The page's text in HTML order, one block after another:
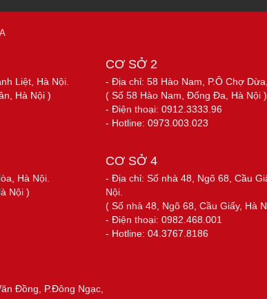
Liệt, Hà Nội.
Hà Nội )
CƠ SỞ 2
- Địa chỉ: 58 Hào Nam, P.Ô Chợ
( Số 58 Hào Nam, Đống Đa, Hà Nội )
- Điện thoại: 0912.3333.96
- Hotline: 0973.003.023
Hà Nội.
Nội )
CƠ SỞ 4
- Địa chỉ: Số nhà 48, Ngõ 68, Cầu
Nội.
( Số nhà 48, Ngõ 68, Cầu Giấy, Hà
- Điện thoại: 0982.468.001
- Hotline: 04.3767.8186
Đồng, P.Đông Ngạc,